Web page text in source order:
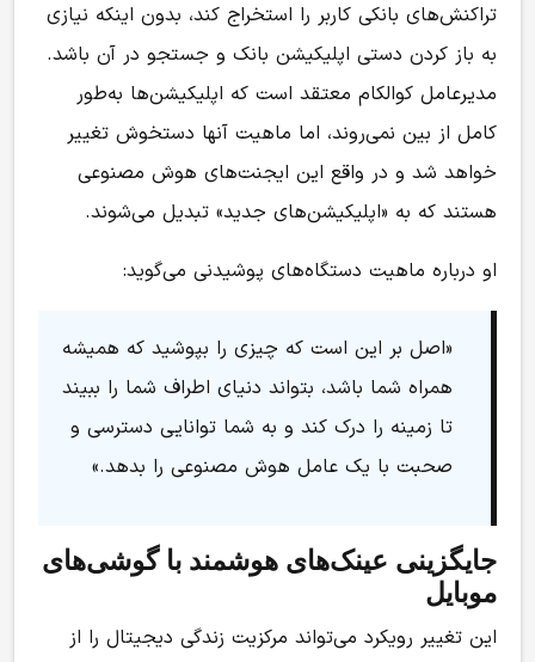
تراکنش‌های بانکی کاربر را استخراج کند، بدون اینکه نیازی
به باز کردن دستی اپلیکیشن بانک و جستجو در آن باشد.
مدیرعامل کوالکام معتقد است که اپلیکیشن‌ها به‌طور
کامل از بین نمی‌روند، اما ماهیت آنها دستخوش تغییر
خواهد شد و در واقع این ایجنت‌های هوش مصنوعی
هستند که به «اپلیکیشن‌های جدید» تبدیل می‌شوند.
او درباره ماهیت دستگاه‌های پوشیدنی می‌گوید:
«اصل بر این است که چیزی را بپوشید که همیشه
همراه شما باشد، بتواند دنیای اطراف شما را ببیند
تا زمینه را درک کند و به شما توانایی دسترسی و
صحبت با یک عامل هوش مصنوعی را بدهد.»
جایگزینی عینک‌های هوشمند با گوشی‌های
موبایل
این تغییر رویکرد می‌تواند مرکزیت زندگی دیجیتال را از